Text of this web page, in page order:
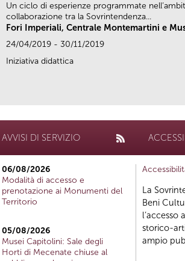
Un ciclo di esperienze programmate
collaborazione tra la Sovrintendenza...
Fori Imperiali, Centrale Montemartini e
24/04/2019 - 30/11/2019
Iniziativa didattica
AVVISI DI SERVIZIO
06/08/2026
Modalità di accesso e
prenotazione ai Monumenti del
Territorio
05/08/2026
Musei Capitolini: Sale degli
Horti di Mecenate chiuse al
La
Beni
l’accesso
storico-
ampio